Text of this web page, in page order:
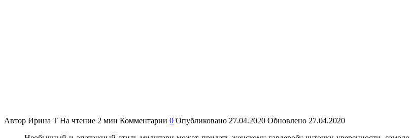
Автор Ирина Т На чтение 2 мин Комментарии 0 Опубликовано 27.04.2020 Обновлено 27.04.2020